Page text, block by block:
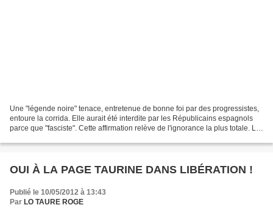
Une "légende noire" tenace, entretenue de bonne foi par des progressistes,
entoure la corrida. Elle aurait été interdite par les Républicains espagnols
parce que "fasciste". Cette affirmation relève de l'ignorance la plus totale. Le
OUI À LA PAGE TAURINE DANS LIBÉRATION !
Publié le 10/05/2012 à 13:43
Par LO TAURE ROGE